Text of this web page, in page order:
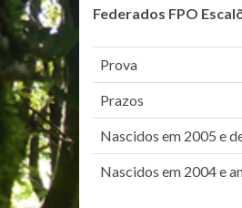
Federados FPO
Prova
Prazos
Nascidos em 2005 e
Nascidos em 2004 e